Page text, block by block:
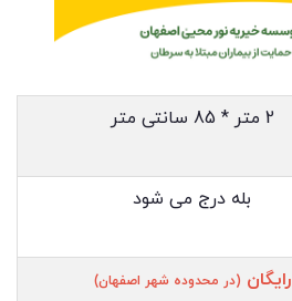
2 متر * 85 سانتی متر
بله درج می شود
رایگان (در محدوده شهر اصفهان)